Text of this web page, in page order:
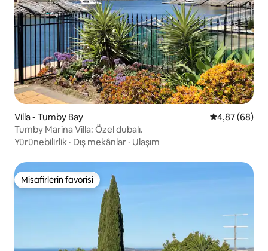
Villa - Tumby Bay 5 üzerinden
4,87 (68)
Tumby Marina Villa: Özel dubalı.
Yürünebilirlik · Dış mekânlar · Ulaşım
Misafirlerin favorisi
Misafirlerin favorisi